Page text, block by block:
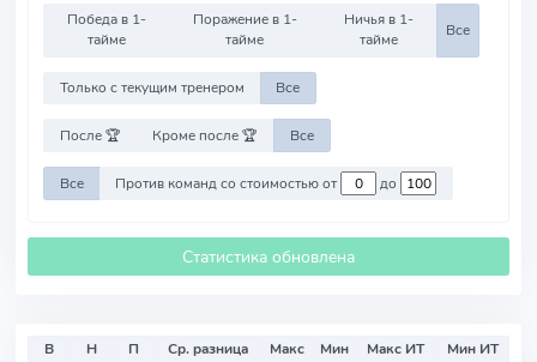
Победа в 1-
тайме
Поражение в 1-
тайме
Ничья в 1-
тайме
Все
Только с текущим тренером Все
После 🏆 Кроме после 🏆 Все
Все Против команд со стоимостью от до
Статистика обновлена
В Н П Ср. разница Макс Мин Макс ИТ
Мин ИТ